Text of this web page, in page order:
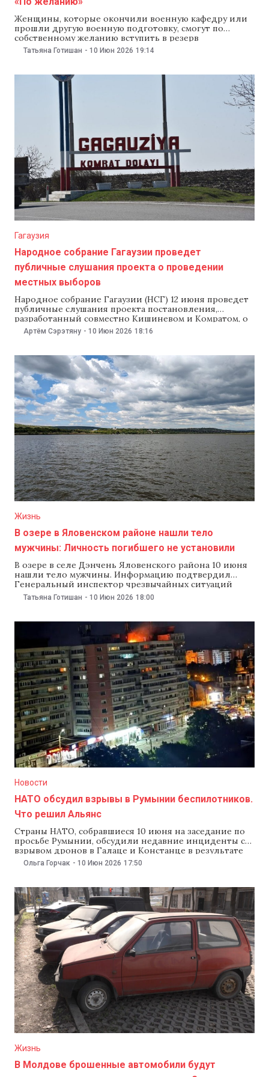
Женщины, которые окончили военную кафедру или
прошли другую военную подготовку, смогут по
собственному желанию вступить в резерв
Вооруженных сил Молдовы. Об этом представители
национальной безопасности, обороне и
общественному порядку. В министерстве отметили,
что сейчас женщины могут попасть на воинский учет
Татьяна Готишан - 10 Июн 2026 19:14
Гагаузия
Народное собрание Гагаузии проведет
публичные слушания проекта о проведении
местных выборов
Народное собрание Гагаузии (НСГ) 12 июня проведет
публичные слушания проекта постановления,
разработанный совместно Кишиневом и Комратом, о
проведении местных выборов. Слушания
инициировала юридическая комиссия НСГ.
представителей органов власти, общественных
организаций, СМИ и всех заинтересованных граждан.
Документ, вынесенный на общественное обсуждение,
предлагает механизм согласования национального
избирательного законодательства с
Артём Сэрэтяну - 10 Июн 2026 18:16
Жизнь
В озере в Яловенском районе нашли тело
мужчины: Личность погибшего не установили
В озере в селе Дэнчень Яловенского района 10 июня
нашли тело мужчины. Информацию подтвердил
Генеральный инспектор чрезвычайных ситуаций
(ГИЧС). По данным ГИЧС, спасатели получили вызов в
регионального поисково-спасательного управления
№1 и пожарные из Яловен. Они достали
Татьяна Готишан - 10 Июн 2026 18:00
Новости
НАТО обсудил взрывы в Румынии беспилотников.
Что решил Альянс
Страны НАТО, собравшиеся 10 июня на заседание по
просьбе Румынии, обсудили недавние инциденты со
взрывом дронов в Галаце и Констанце в результате
войны в Украине, развязанной Россией. Румынские
власти запросили усилить возможности наблюдения
пополнить радиолокационные системы и средства
перехвата беспилотников. Как сообщил digi24.ro,
Ольга Горчак - 10 Июн 2026 17:50
Жизнь
В Молдове брошенные автомобили будут